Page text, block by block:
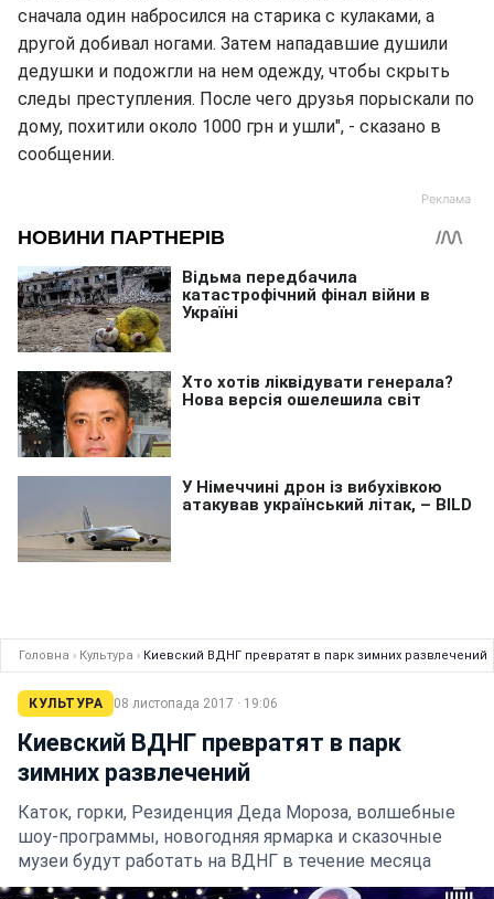
сначала один набросился на старика с кулаками, а
другой добивал ногами. Затем нападавшие душили
дедушки и подожгли на нем одежду, чтобы скрыть
следы преступления. После чего друзья порыскали по
дому, похитили около 1000 грн и ушли", - сказано в
сообщении.
Головна › Культура › Киевский ВДНГ превратят в парк зимних развлечений
КУЛЬТУРА 08 листопада 2017 · 19:06
Киевский ВДНГ превратят в парк
зимних развлечений
Каток, горки, Резиденция Деда Мороза, волшебные
шоу-программы, новогодняя ярмарка и сказочные
музеи будут работать на ВДНГ в течение месяца